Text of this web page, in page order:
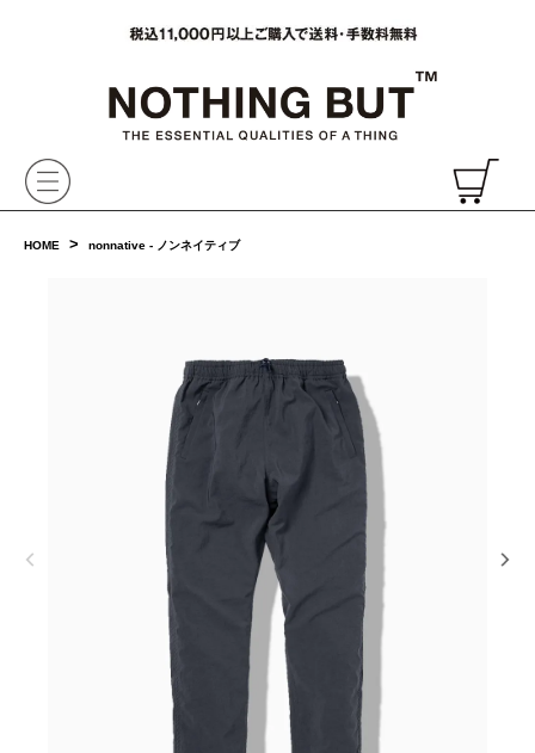
HOME > nonnative - ノンネイティブ